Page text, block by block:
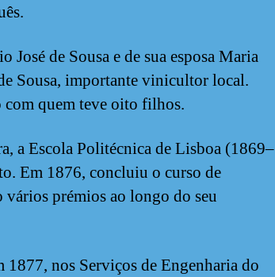
de Sousa e de sua esposa Maria
Sousa, importante vinicultor local.
com quem teve oito filhos.
a Escola Politécnica de Lisboa (1869–
Em 1876, concluiu o curso de
prémios ao longo do seu
1877, nos Serviços de Engenharia do